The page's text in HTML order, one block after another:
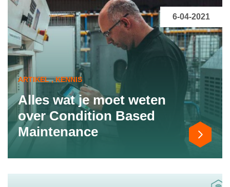
ARTIKEL , KENNIS
Alles wat je moet weten
over Condition Based
Maintenance
6-04-2021